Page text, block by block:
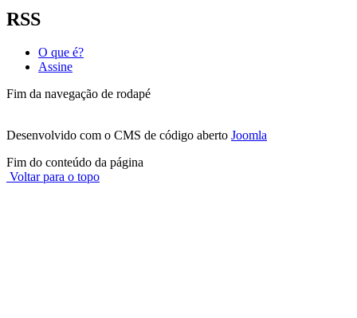
RSS
O que é?
Assine
Fim da navegação de rodapé
Desenvolvido com o CMS de código aberto Joomla
Fim do conteúdo da página
Voltar para o topo